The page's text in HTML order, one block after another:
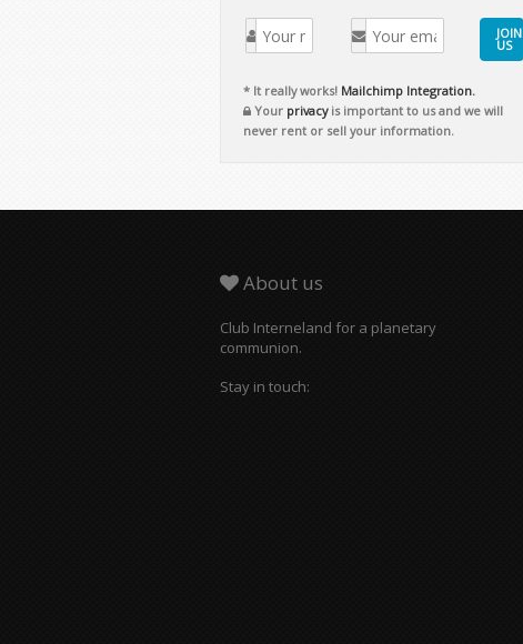
JOIN
US
* It really works! Mailchimp Integration.
Your privacyis important to us and we will
never rent or sell your information.
About us
Club Interneland for a planetary
communion.
Stay in touch: